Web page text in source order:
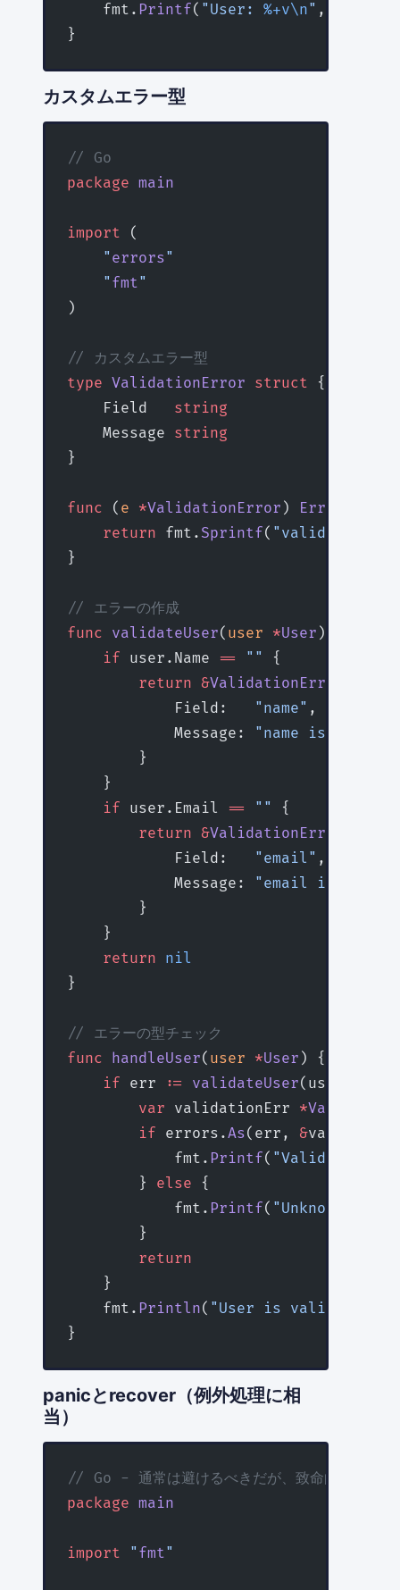
    fmt.
Printf( "User: %+v\n" , user)
}
カスタムエラー型
// Go
package main
import (
    "
errors"
    "
fmt"
)
// カスタムエラー型
type ValidationError struct {
    Field
string
    Message
string
}
func ( e *ValidationError ) Error
    return
fmt. Sprintf( "validation
}
// エラーの作成
func validateUser( user *User )
    if
user.Name == ""
{
        return
&ValidationError
            Field:
"name" ,
            Message:
"name is
        }
    }
    if
user.Email == ""
{
        return
&ValidationError
            Field:
"email" ,
            Message:
"email is
        }
    }
    return
nil
}
// エラーの型チェック
func handleUser( user *User ) {
    if
err := validateUser(user);
        var
validationErr *
        if
errors.As(err, &
            fmt.
Printf( "Validation
        }
else {
            fmt.
Printf( "Unknown
        }
        return
    }
    fmt.
Println( "User is valid"
}
panicとrecover（例外処理に相
当）
// Go - 通常は避けるべきだが、致命的なエラー
package main
import " fmt"